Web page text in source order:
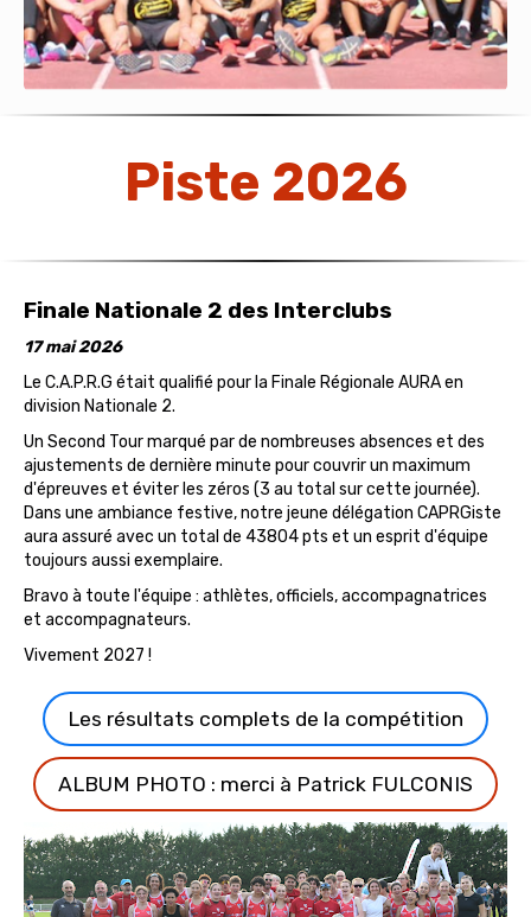
Piste 2026
Finale Nationale 2 des Interclubs
17 mai 2026
Le C.A.P.R.G était qualifié pour la Finale Régionale AURA en
division Nationale 2.
Un Second Tour marqué par de nombreuses absences et des
ajustements de dernière minute pour couvrir un maximum
d'épreuves et éviter les zéros (3 au total sur cette journée).
Dans une ambiance festive, notre jeune délégation CAPRGiste
aura assuré avec un total de 43804 pts et un esprit d'équipe
toujours aussi exemplaire.
Bravo à toute l'équipe : athlètes, officiels, accompagnatrices
et accompagnateurs.
Vivement 2027 !
Les résultats complets de la compétition
ALBUM PHOTO : merci à Patrick FULCONIS